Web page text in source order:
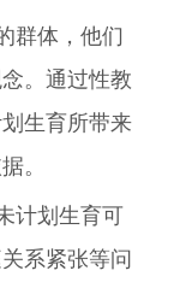
群体，他们
。通过性教
生育所带来
。
计划生育可
系紧张等问